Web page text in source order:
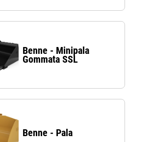
Benne - Minipala
Gommata SSL
Benne - Pala